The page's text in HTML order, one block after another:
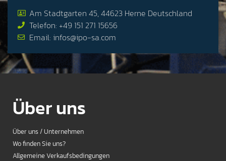
Am Stadtgarten 45, 44623 Herne Deutschland
Telefon: +49 151 271 15656
Email: infos@ipo-sa.com
Über uns
Über uns / Unternehmen
Wo finden Sie uns?
Allgemeine Verkaufsbedingungen